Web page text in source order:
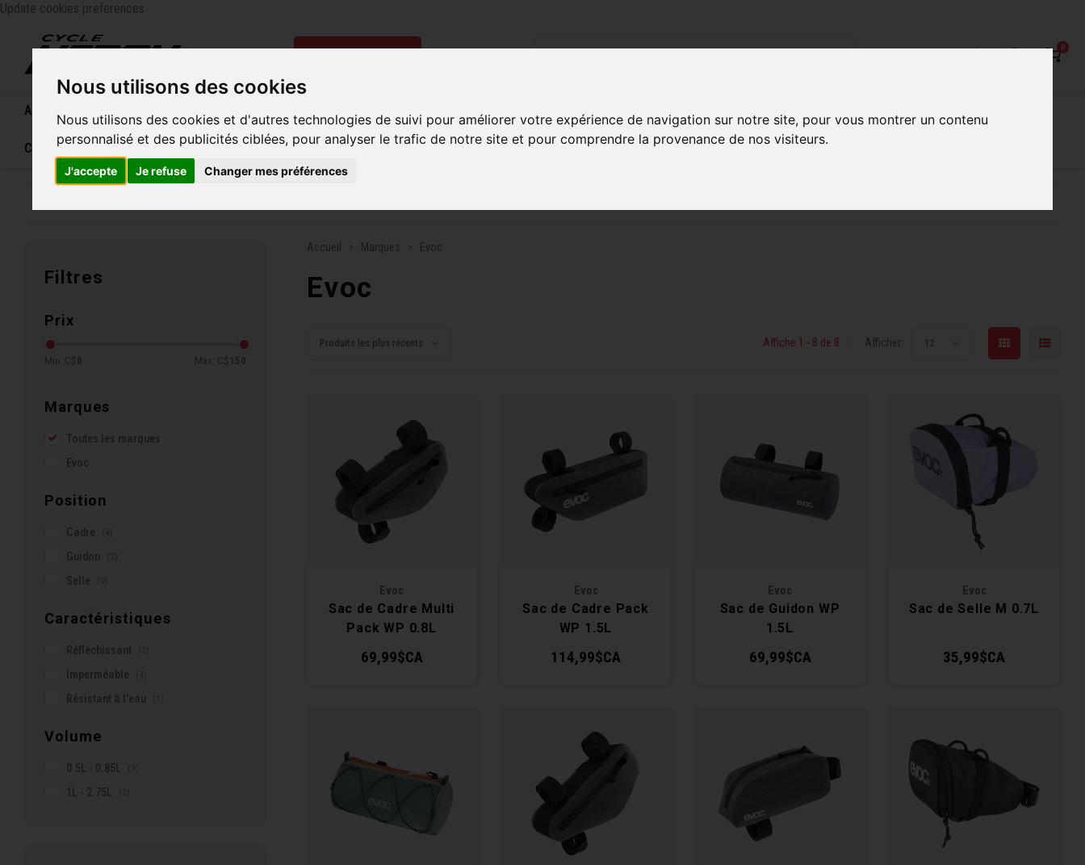
Nous utilisons des cookies
Nous utilisons des cookies et d'autres technologies de suivi pour améliorer votre expérience de navigation sur notre site, pour vous montrer un contenu
personnalisé et des publicités ciblées, pour analyser le trafic de notre site et pour comprendre la provenance de nos visiteurs.
J'accepte Je refuse Changer mes préférences
Update cookies preferences
0
Accueil
Carte cadeau
Filtres
Prix
Min: C$ 0 Max: C$ 150
Marques
Toutes les marques
Evoc
Position
Cadre
Guidon
Selle
Caractéristiques
Réfléchissant
Imperméable
Résistant à l'eau
Volume
0.5L - 0.85L
1L - 2.75L
Accueil Marques Evoc
Evoc
Produits les plus récents Affiche 1 - 8 de 8 Afficher: 12
Evoc
Sac de Cadre Multi
Pack WP 0.8L
69,99$CA
Evoc
Sac de Cadre Pack
WP 1.5L
114,99$CA
Evoc
Sac de Guidon WP
1.5L
69,99$CA
Evoc
Sac de Selle M 0.7L
35,99$CA